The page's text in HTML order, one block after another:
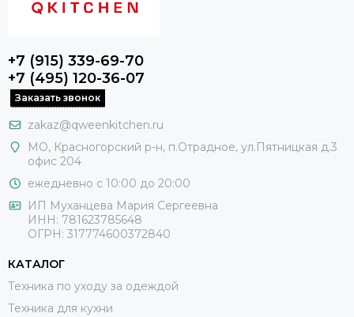
+7 (915) 339-69-70
+7 (495) 120-36-07
Заказать звонок
zakaz@qweenkitchen.ru
МО, Красногорский р-н, п.Отрадное, ул.Пятницкая д.3
офис 204
ежедневно с 10:00 до 20:00
ИП Муханцева Мария Сергеевна
ИНН: 781623785648
ОГРН: 317774600372840
КАТАЛОГ
Техника по уходу за одеждой
Техника для кухни